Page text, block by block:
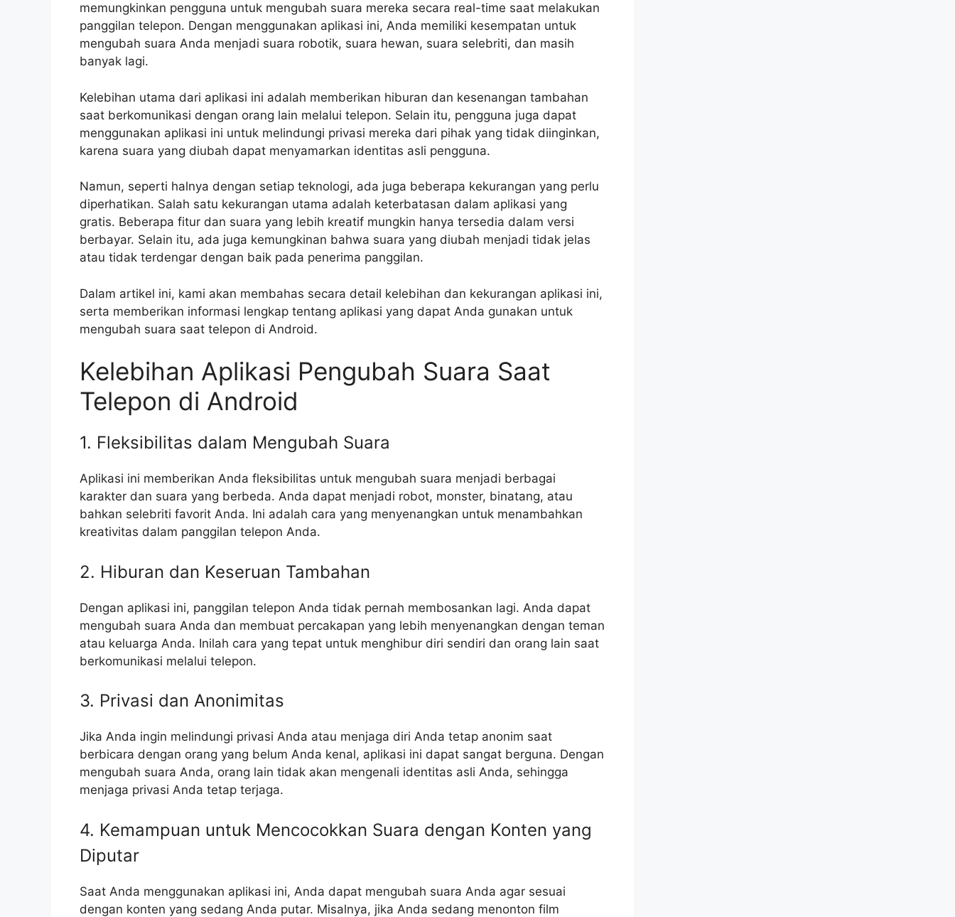
memungkinkan pengguna untuk mengubah suara mereka secara real-time saat melakukan
panggilan telepon. Dengan menggunakan aplikasi ini, Anda memiliki kesempatan untuk
mengubah suara Anda menjadi suara robotik, suara hewan, suara selebriti, dan masih
banyak lagi.
Kelebihan utama dari aplikasi ini adalah memberikan hiburan dan kesenangan tambahan
saat berkomunikasi dengan orang lain melalui telepon. Selain itu, pengguna juga dapat
menggunakan aplikasi ini untuk melindungi privasi mereka dari pihak yang tidak diinginkan,
karena suara yang diubah dapat menyamarkan identitas asli pengguna.
Namun, seperti halnya dengan setiap teknologi, ada juga beberapa kekurangan yang perlu
diperhatikan. Salah satu kekurangan utama adalah keterbatasan dalam aplikasi yang
gratis. Beberapa fitur dan suara yang lebih kreatif mungkin hanya tersedia dalam versi
berbayar. Selain itu, ada juga kemungkinan bahwa suara yang diubah menjadi tidak jelas
atau tidak terdengar dengan baik pada penerima panggilan.
Dalam artikel ini, kami akan membahas secara detail kelebihan dan kekurangan aplikasi ini,
serta memberikan informasi lengkap tentang aplikasi yang dapat Anda gunakan untuk
mengubah suara saat telepon di Android.
Kelebihan Aplikasi Pengubah Suara Saat
Telepon di Android
1. Fleksibilitas dalam Mengubah Suara
Aplikasi ini memberikan Anda fleksibilitas untuk mengubah suara menjadi berbagai
karakter dan suara yang berbeda. Anda dapat menjadi robot, monster, binatang, atau
bahkan selebriti favorit Anda. Ini adalah cara yang menyenangkan untuk menambahkan
kreativitas dalam panggilan telepon Anda.
2. Hiburan dan Keseruan Tambahan
Dengan aplikasi ini, panggilan telepon Anda tidak pernah membosankan lagi. Anda dapat
mengubah suara Anda dan membuat percakapan yang lebih menyenangkan dengan teman
atau keluarga Anda. Inilah cara yang tepat untuk menghibur diri sendiri dan orang lain saat
berkomunikasi melalui telepon.
3. Privasi dan Anonimitas
Jika Anda ingin melindungi privasi Anda atau menjaga diri Anda tetap anonim saat
berbicara dengan orang yang belum Anda kenal, aplikasi ini dapat sangat berguna. Dengan
mengubah suara Anda, orang lain tidak akan mengenali identitas asli Anda, sehingga
menjaga privasi Anda tetap terjaga.
4. Kemampuan untuk Mencocokkan Suara dengan Konten yang
Diputar
Saat Anda menggunakan aplikasi ini, Anda dapat mengubah suara Anda agar sesuai
dengan konten yang sedang Anda putar. Misalnya, jika Anda sedang menonton film